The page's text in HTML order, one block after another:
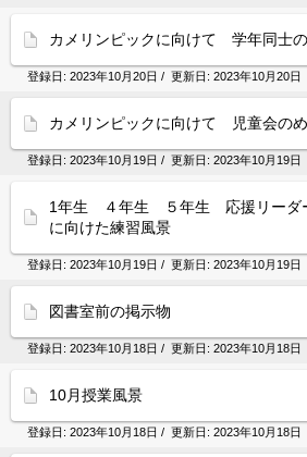
カメリンピックに向けて 学年同士
登録日: 2023年10月20日 / 更新日: 2023年10月20日
カメリンピックに向けて 児童会の
登録日: 2023年10月19日 / 更新日: 2023年10月19日
1年生 ４年生 ５年生 応援リーダ
に向けた練習風景
登録日: 2023年10月19日 / 更新日: 2023年10月19日
図書室前の掲示物
登録日: 2023年10月18日 / 更新日: 2023年10月18日
10月授業風景
登録日: 2023年10月18日 / 更新日: 2023年10月18日